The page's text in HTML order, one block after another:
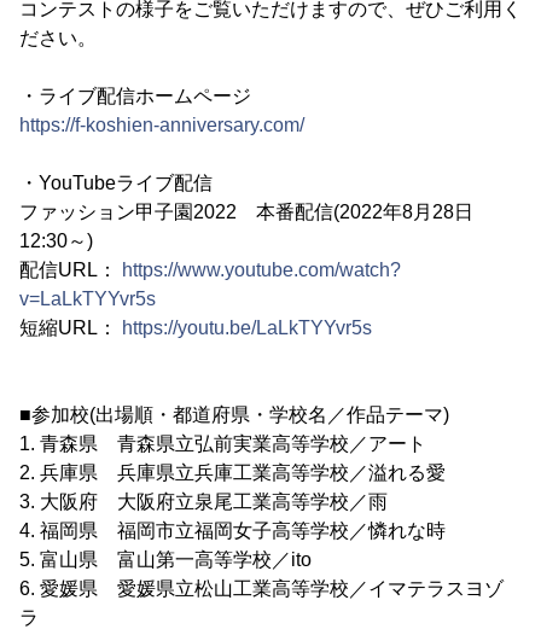
コンテストの様子をご覧いただけますので、ぜひご利用く
ださい。
・ライブ配信ホームページ
https://f-koshien-anniversary.com/
・YouTubeライブ配信
ファッション甲子園2022 本番配信(2022年8月28日
12:30～)
配信URL：
https://www.youtube.com/watch?
v=LaLkTYYvr5s
短縮URL：
https://youtu.be/LaLkTYYvr5s
■参加校(出場順・都道府県・学校名／作品テーマ)
1. 青森県 青森県立弘前実業高等学校／アート
2. 兵庫県 兵庫県立兵庫工業高等学校／溢れる愛
3. 大阪府 大阪府立泉尾工業高等学校／雨
4. 福岡県 福岡市立福岡女子高等学校／憐れな時
5. 富山県 富山第一高等学校／ito
6. 愛媛県 愛媛県立松山工業高等学校／イマテラスヨゾ
ラ